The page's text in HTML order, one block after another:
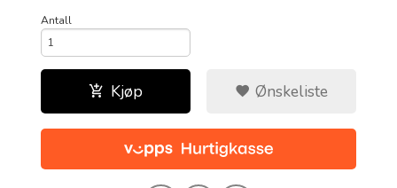
Antall
Kjøp Ønskeliste